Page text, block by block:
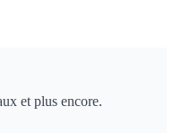
et plus encore.